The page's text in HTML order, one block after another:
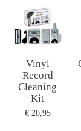
Vinyl
Record
Cleaning
Kit
€ 20,95